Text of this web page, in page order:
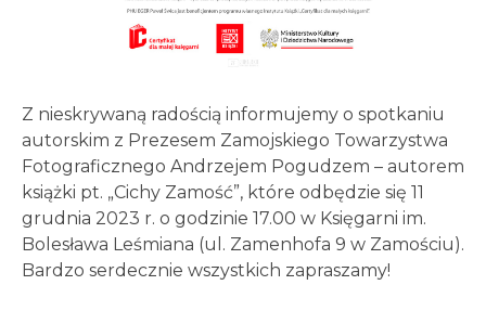
Z nieskrywaną radością informujemy o spotkaniu
autorskim z Prezesem Zamojskiego Towarzystwa
Fotograficznego Andrzejem Pogudzem – autorem
książki pt. „Cichy Zamość”, które odbędzie się 11
grudnia 2023 r. o godzinie 17.00 w Księgarni im.
Bolesława Leśmiana (ul. Zamenhofa 9 w Zamościu).
Bardzo serdecznie wszystkich zapraszamy!